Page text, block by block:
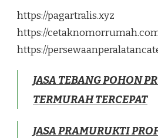
https://pagartralis.xyz
https://
https://
JASA TEBANG POHON
TERMURAH TERCEPAT
JASA PRAMURUKTI